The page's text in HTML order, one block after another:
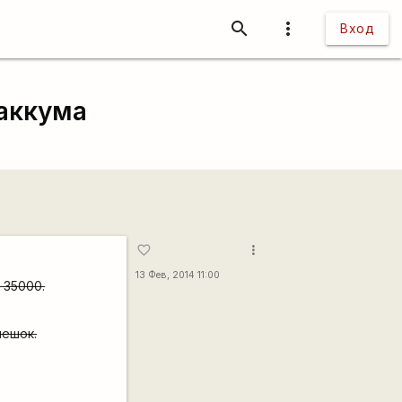
more_vert Вход
search
35000.
favorite_border
13 Фев, 2014 11:00
more_vert